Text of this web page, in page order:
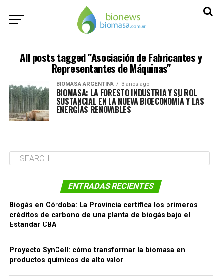
All posts tagged "Asociación de Fabricantes y
Representantes de Máquinas"
BIOMASA ARGENTINA 3 años ago
BIOMASA: LA FORESTO INDUSTRIA Y SU ROL
SUSTANCIAL EN LA NUEVA BIOECONOMÍA Y LAS
ENERGÍAS RENOVABLES
ENTRADAS RECIENTES
Biogás en Córdoba: La Provincia certifica los primeros
créditos de carbono de una planta de biogás bajo el
Estándar CBA
Proyecto SynCell: cómo transformar la biomasa en
productos químicos de alto valor